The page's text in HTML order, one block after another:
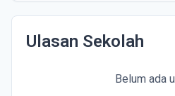
Ulasan Sekolah
Belum ada